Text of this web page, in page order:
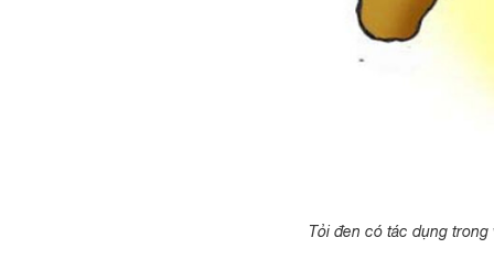
Tỏi đen có tác dụng